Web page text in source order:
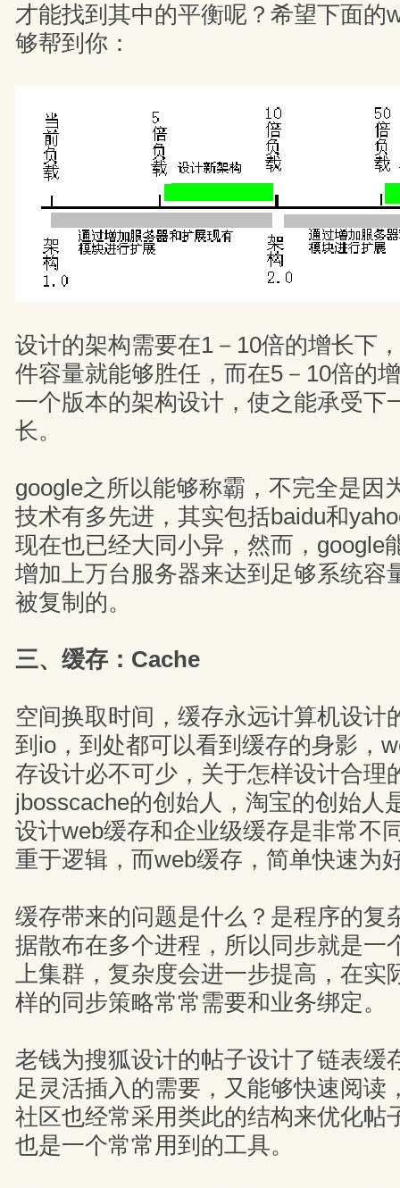
才能找到其中的平衡呢？希望下面的
够帮到你：
设计的架构需要在1－10倍的增长下
件容量就能够胜任，而在5－10倍的
一个版本的架构设计，使之能承受下
长。
google之所以能够称霸，不完全是因
技术有多先进，其实包括baidu和
现在也已经大同小异，然而，google
增加上万台服务器来达到足够系统容
被复制的。
三、缓存：Cache
空间换取时间，缓存永远计算机设计
到io，到处都可以看到缓存的身影，
存设计必不可少，关于怎样设计合理
jbosscache的创始人，淘宝的创始人
设计web缓存和企业级缓存是非常不
重于逻辑，而web缓存，简单快速为
缓存带来的问题是什么？是程序的复
据散布在多个进程，所以同步就是一
上集群，复杂度会进一步提高，在实
样的同步策略常常需要和业务绑定。
老钱为搜狐设计的帖子设计了链表缓
足灵活插入的需要，又能够快速阅读
社区也经常采用类此的结构来优化帖
也是一个常常用到的工具。